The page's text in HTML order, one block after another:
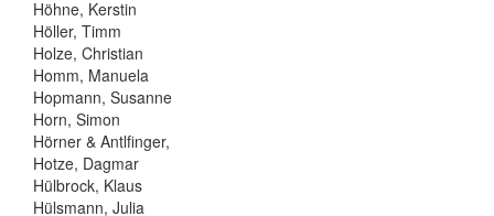
Höhne, Kerstin
Höller, Timm
Holze, Christian
Homm, Manuela
Hopmann, Susanne
Horn, Simon
Hörner & Antlfinger,
Hotze, Dagmar
Hülbrock, Klaus
Hülsmann, Julia